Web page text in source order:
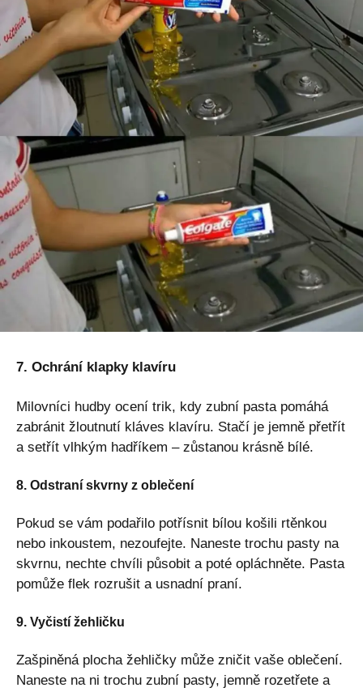
7. Ochrání klapky klavíru
Milovníci hudby ocení trik, kdy zubní pasta pomáhá
zabránit žloutnutí kláves klavíru. Stačí je jemně přetřít
a setřít vlhkým hadříkem – zůstanou krásně bílé.
8. Odstraní skvrny z oblečení
Pokud se vám podařilo potřísnit bílou košili rtěnkou
nebo inkoustem, nezoufejte. Naneste trochu pasty na
skvrnu, nechte chvíli působit a poté opláchněte. Pasta
pomůže flek rozrušit a usnadní praní.
9. Vyčistí žehličku
Zašpiněná plocha žehličky může zničit vaše oblečení.
Naneste na ni trochu zubní pasty, jemně rozetřete a